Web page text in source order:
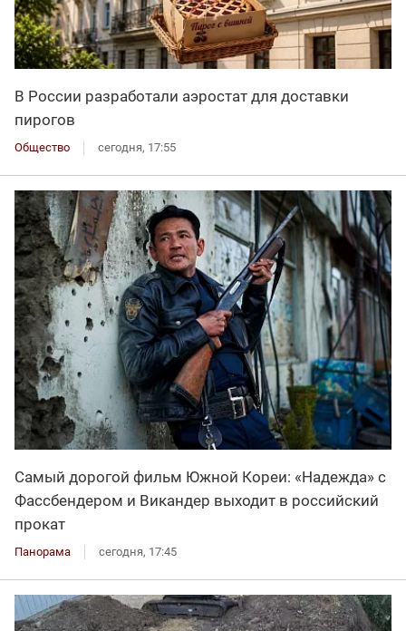
В России разработали аэростат для доставки
пирогов
Общество сегодня, 17:55
Самый дорогой фильм Южной Кореи: «Надежда» с
Фассбендером и Викандер выходит в российский
прокат
Панорама сегодня, 17:45